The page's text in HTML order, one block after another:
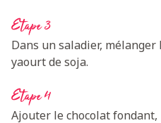
Etape 3
Dans un saladier,
yaourt de soja.
Etape 4
Ajouter le chocolat fondant,